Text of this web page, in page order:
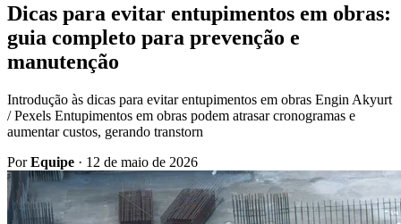
Dicas para evitar entupimentos em obras:
guia completo para prevenção e
manutenção
Introdução às dicas para evitar entupimentos em obras Engin Akyurt
/ Pexels Entupimentos em obras podem atrasar cronogramas e
aumentar custos, gerando transtorn
PorEquipe · 12 de maio de 2026